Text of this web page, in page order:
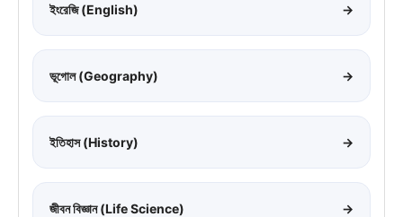
ইংরেজি (English) →
ভূগোল (Geography) →
ইতিহাস (History) →
জীবন বিজ্ঞান (Life Science) →